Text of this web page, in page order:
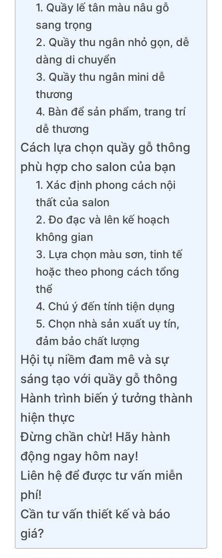
1. Quầy lế tân màu nâu gỗ
sang trọng
2. Quầy thu ngân nhỏ gọn, dễ
dàng di chuyển
3. Quầy thu ngân mini dễ
thương
4. Bàn để sản phẩm, trang trí
dễ thương
Cách lựa chọn quầy gỗ thông
phù hợp cho salon của bạn
1. Xác định phong cách nội
thất của salon
2. Đo đạc và lên kế hoạch
không gian
3. Lựa chọn màu sơn, tinh tế
hoặc theo phong cách tổng
thể
4. Chú ý đến tính tiện dụng
5. Chọn nhà sản xuất uy tín,
đảm bảo chất lượng
Hội tụ niềm đam mê và sự
sáng tạo với quầy gỗ thông
Hành trình biến ý tưởng thành
hiện thực
Đừng chần chừ! Hãy hành
động ngay hôm nay!
Liên hệ để được tư vấn miễn
phí!
Cần tư vấn thiết kế và báo
giá?